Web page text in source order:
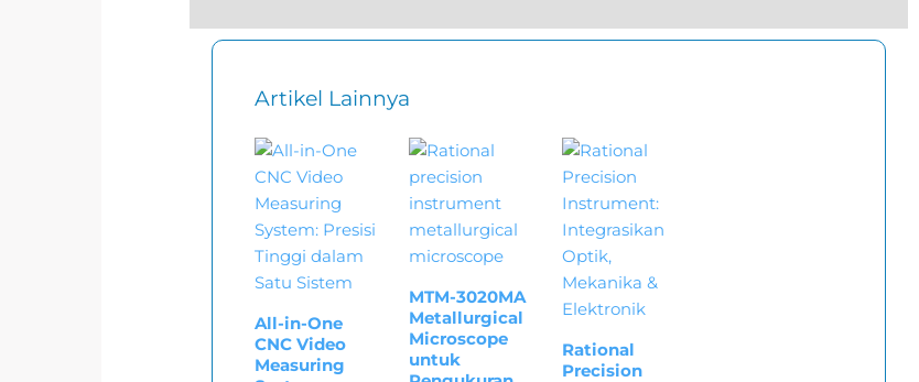
Artikel Lainnya
All-in-One
CNC Video
Measuring
MTM-3020MA
Metallurgical
Microscope
untuk
Rational
Precision